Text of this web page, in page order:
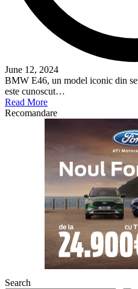
June 12, 2024
BMW E46, un model iconic din
este cunoscut…
Read More
Recomandare
Search